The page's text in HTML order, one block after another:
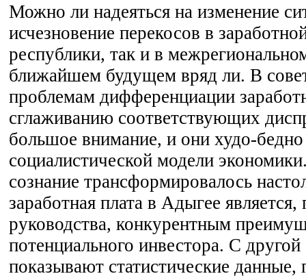
Можно ли надеяться на изменение
исчезновение перекосов в
республики, так и в
ближайшем будущем вряд ли. В
проблемам дифференциации
сглаживанию соответствующих
большое внимание, и они худо-
социалистической модели
сознание трансформировалось
заработная плата в Адыгее
руководства, конкурентным
потенциального инвестора. С
показывают статистические данные,